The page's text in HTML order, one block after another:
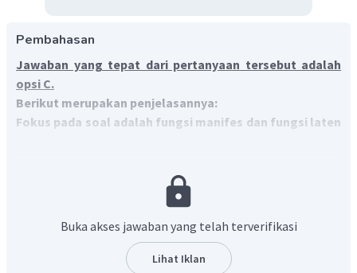
Pembahasan
Jawaban yang tepat dari pertanyaan tersebut adalah
opsi C.
Berikut merupakan penjelasannya:
Fokus pada soal adalah fungsi manifes dan fungsi laten
oleh masyarakat,
fungsi yang tidak tampak.
adalah untuk mendapatkan ilmu pengetahuan.
fungsi latennya adalah menghambat
Buka akses jawaban yang telah terverifikasi
Lihat Iklan